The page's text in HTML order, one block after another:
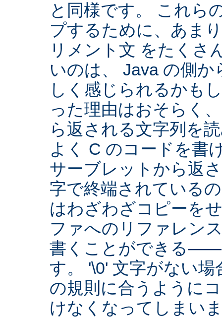
と同様です。 これら
プするために、あま
リメント文 をたくさ
いのは、 Java の側
しく感じられるかも
った理由はおそらく
ら返される文字列を
よく C のコードを
サーブレットから返
字で終端されている
はわざわざコピーを
ファへのリファレン
書くことができる――
す。 '\0' 文字がない
の規則に合うように
けなくなってしまい